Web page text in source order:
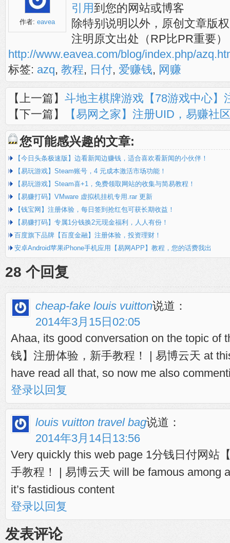
作者: eavea
引用到您的网站或博客
除特别说明以外，原创文章版
注明原文出处（RP比PR重要）
http://www.eavea.com/blog/index.php/
标签: azq, 教程, 日付, 爱赚钱, 网赚
【上一篇】 斗地主棋牌游戏【78游戏中心】
【下一篇】
【易网之家】注册UID，易赚社
您可能感兴趣的文章:
【今日头条极速版】边看新闻边赚钱，适合喜欢看新闻的小伙伴！
【易玩游戏】Steam账号，4 元成本激活市场功能！
【易玩游戏】Steam喜+1，免费领取网站的收集与简易教程！
【易赚打码】VMware 虚拟机挂机专用.rar 更新
【钱宝网】注册体验，每日签到抢红包可获长期收益！
【易赚打码】专属1分钱换2元现金福利，人人有份！
百度旗下品牌【百度金融】注册体验，投资理财！
安卓Android苹果iPhone手机应用【易网APP】教程，您的话费我出
28 个回复
cheap-fake louis vuitton说道：
2014年3月15日02:05
Ahaa, its good conversation on the topic of
钱】注册体验，新手教程！ | 易博云天 at
have read all that, so now me also
登录以回复
louis vuitton travel bag说道：
2014年3月14日13:56
Very quickly this web page 1分钱日付网站
手教程！ | 易博云天 will be famous among
it’s fastidious content
登录以回复
发表评论